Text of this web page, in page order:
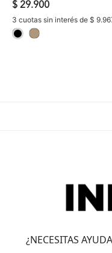
$ 29.900
3 cuotas sin interés de $
selected
¿NECESITAS